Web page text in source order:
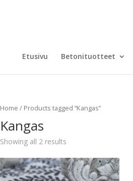
Etusivu Betonituotteet
Home / Products tagged “Kangas”
Kangas
Showing all 2 results